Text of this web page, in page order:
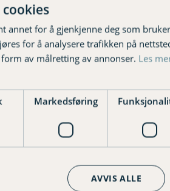
annet for å gjenkjenne deg som
for å analysere trafikken på
av målretting av annonser. Les
Markedsføring
AVVIS ALLE